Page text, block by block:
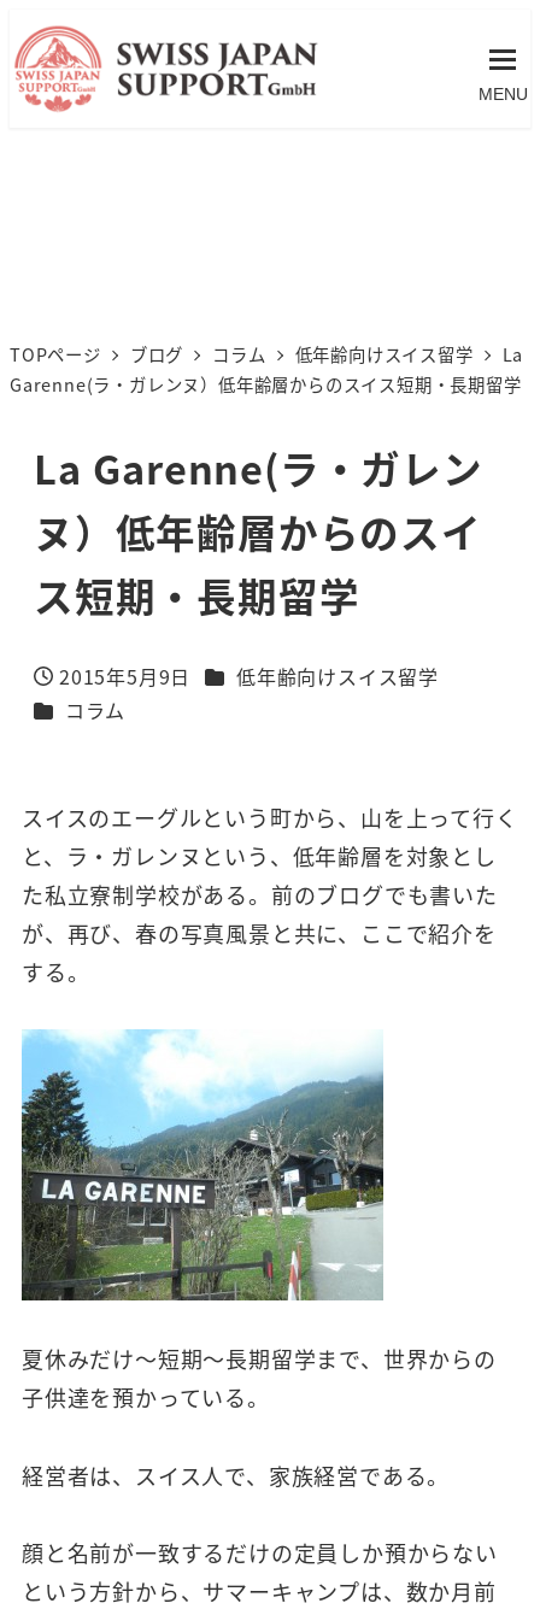
MENU
TOPページ ブログ コラム 低年齢向けスイス留学
La
Garenne(ラ・ガレンヌ）低年齢層からのスイス短期・長期留学
La Garenne(ラ・ガレン
ヌ）低年齢層からのスイ
ス短期・長期留学
投稿日
2015年5月9日 カテゴリー
低年齢向けスイス留学
カテゴリー
コラム
スイスのエーグルという町から、山を上って行く
と、ラ・ガレンヌという、低年齢層を対象とし
た私立寮制学校がある。前のブログでも書いた
が、再び、春の写真風景と共に、ここで紹介を
する。
夏休みだけ～短期～長期留学まで、世界からの
子供達を預かっている。
経営者は、スイス人で、家族経営である。
顔と名前が一致するだけの定員しか預からない
という方針から、サマーキャンプは、数か月前